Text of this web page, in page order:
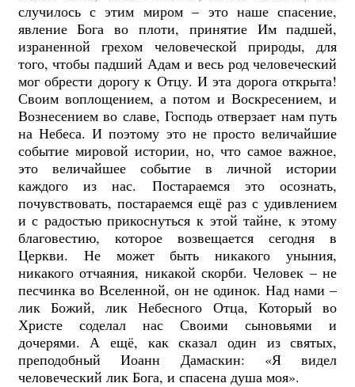
случилось с этим миром – это наше спасение,
явление Бога во плоти, принятие Им падшей,
израненной грехом человеческой природы, для
того, чтобы падший Адам и весь род человеческий
мог обрести дорогу к Отцу. И эта дорога открыта!
Своим воплощением, а потом и Воскресением, и
Вознесением во славе, Господь отверзает нам путь
на Небеса. И поэтому это не просто величайшие
событие мировой истории, но, что самое важное,
это величайшее событие в личной истории
каждого из нас. Постараемся это осознать,
почувствовать, постараемся ещё раз с удивлением
и с радостью прикоснуться к этой тайне, к этому
благовестию, которое возвещается сегодня в
Церкви. Не может быть никакого уныния,
никакого отчаяния, никакой скорби. Человек – не
песчинка во Вселенной, он не одинок. Над нами –
лик Божий, лик Небесного Отца, Который во
Христе соделал нас Своими сыновьями и
дочерями. А ещё, как сказал один из святых,
преподобный Иоанн Дамаскин: «Я видел
человеческий лик Бога, и спасена душа моя».